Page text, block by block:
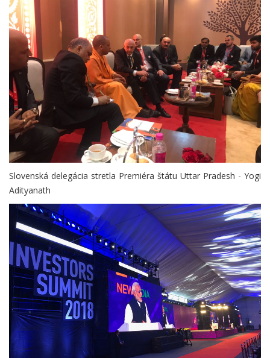
Slovenská delegácia stretla Premiéra štátu Uttar Pradesh - Yogi
Adityanath